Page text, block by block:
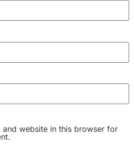
and website in this browser for